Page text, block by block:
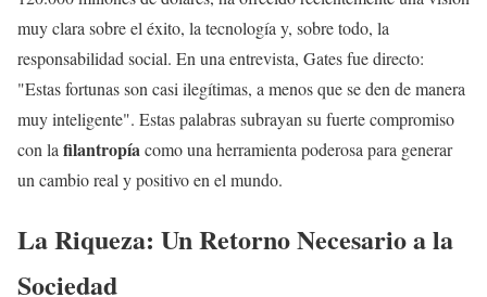
muy clara sobre el éxito, la tecnología y, sobre todo, la
responsabilidad social. En una entrevista, Gates fue directo:
"Estas fortunas son casi ilegítimas, a menos que se den de manera
muy inteligente". Estas palabras subrayan su fuerte compromiso
con lafilantropíacomo una herramienta poderosa para generar
un cambio real y positivo en el mundo.
La Riqueza: Un Retorno Necesario a la
Sociedad